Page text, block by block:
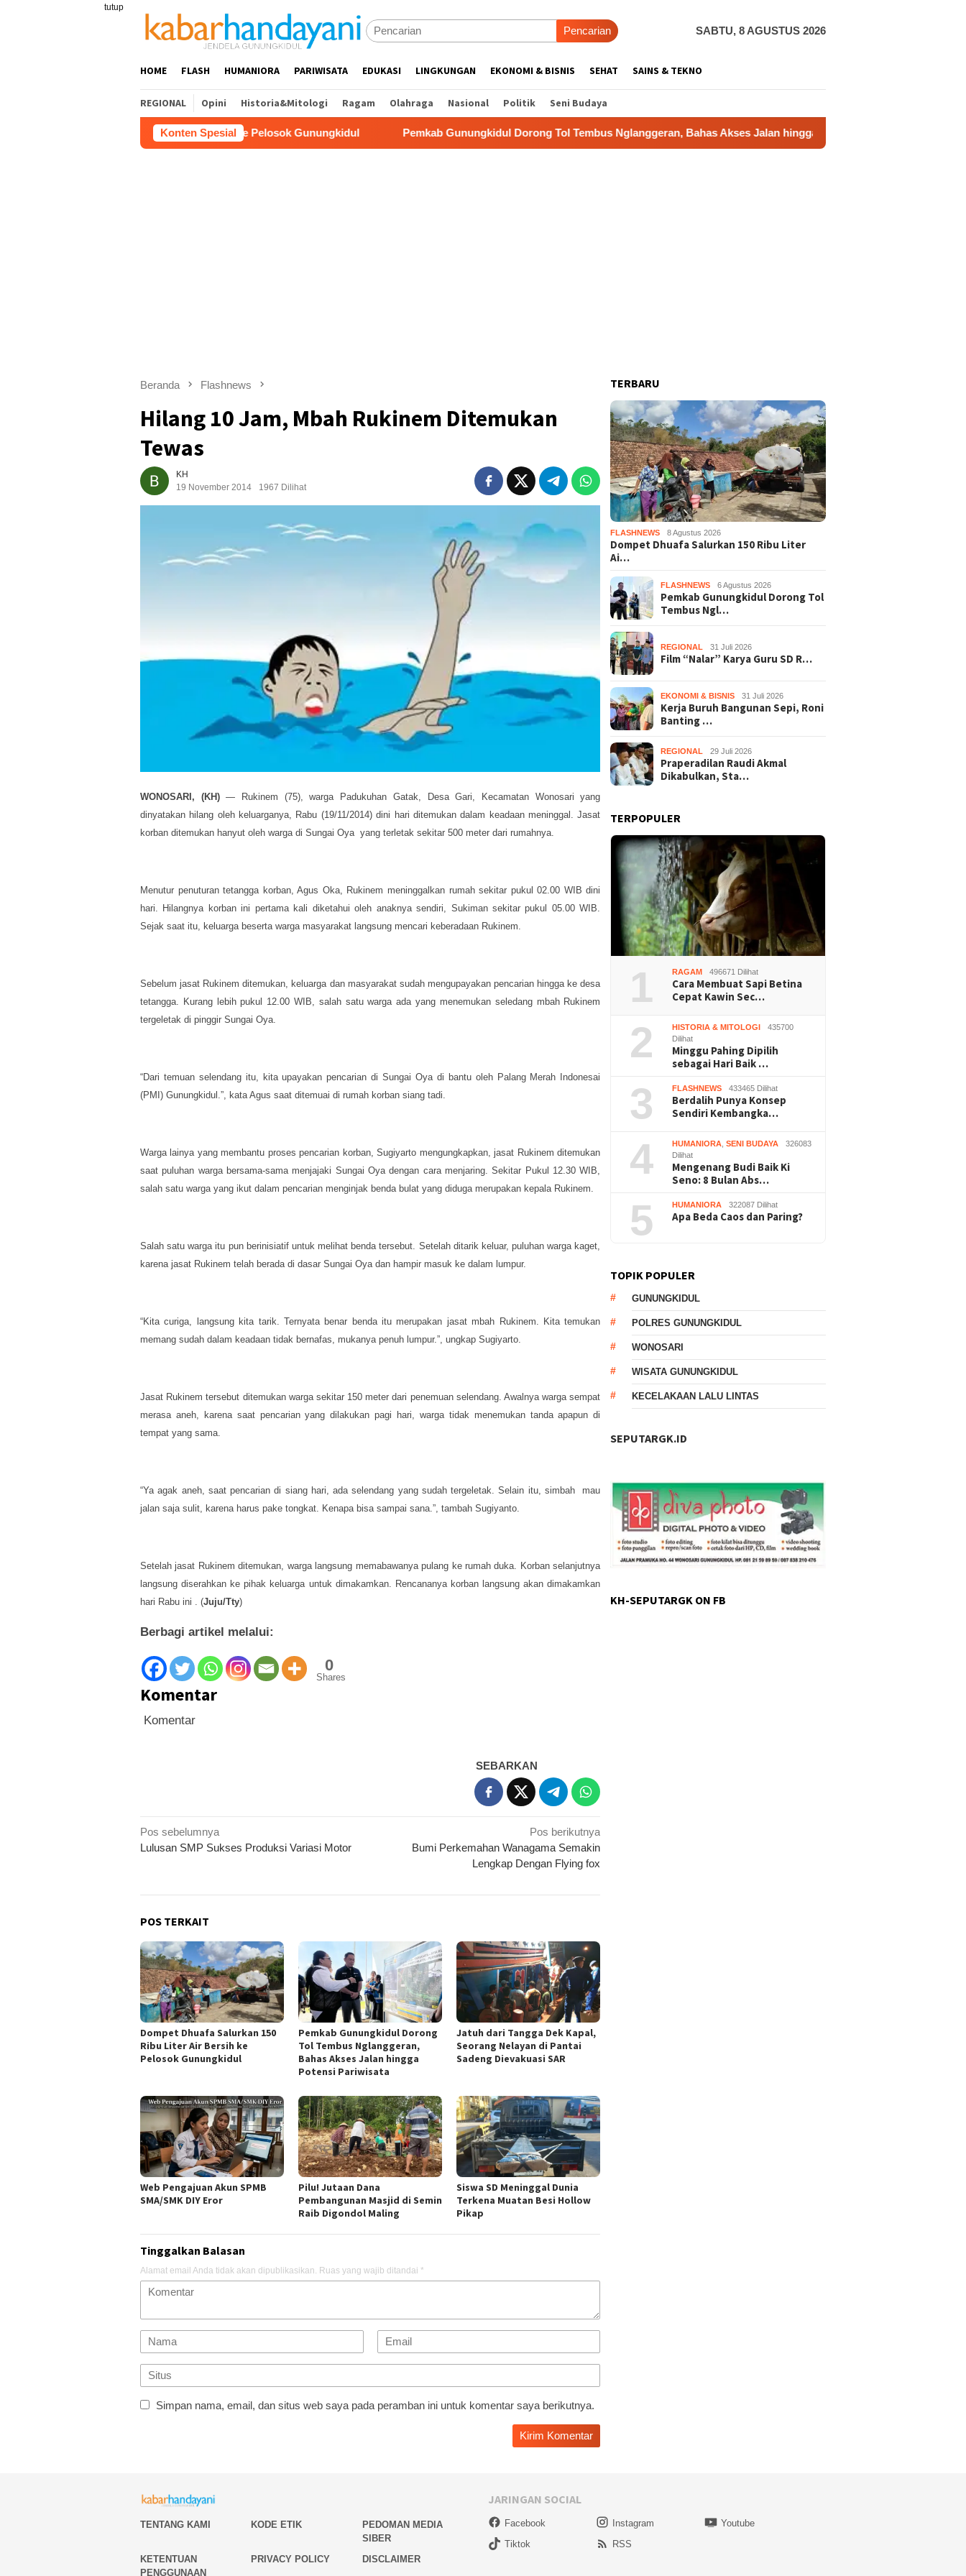
tutup
Pencarian SABTU, 8 AGUSTUS 2026
HOME FLASH HUMANIORA PARIWISATA EDUKASI LINGKUNGAN EKONOMI & BISNIS SEHAT SAINS & TEKNO
REGIONAL Opini Historia&Mitologi Ragam Olahraga Nasional Politik Seni Budaya
Konten Spesial
150 Ribu Liter Air Bersih ke Pelosok Gunungkidul Pemkab Gunungkidul Dorong Tol Tembus Nglanggeran, Bahas Akses Jalan hingga Potensi Pariwisata
Beranda Flashnews
Hilang 10 Jam, Mbah Rukinem Ditemukan
Tewas
KH
19 November 2014
1967 Dilihat
WONOSARI, (KH)— Rukinem (75), warga Padukuhan Gatak, Desa Gari, Kecamatan Wonosari yang
dinyatakan hilang oleh keluarganya, Rabu (19/11/2014) dini hari ditemukan dalam keadaan meninggal. Jasat
korban ditemukan hanyut oleh warga di Sungai Oya yang terletak sekitar 500 meter dari rumahnya.
Menutur penuturan tetangga korban, Agus Oka, Rukinem meninggalkan rumah sekitar pukul 02.00 WIB dini
hari. Hilangnya korban ini pertama kali diketahui oleh anaknya sendiri, Sukiman sekitar pukul 05.00 WIB.
Sejak saat itu, keluarga beserta warga masyarakat langsung mencari keberadaan Rukinem.
Sebelum jasat Rukinem ditemukan, keluarga dan masyarakat sudah mengupayakan pencarian hingga ke desa
tetangga. Kurang lebih pukul 12.00 WIB, salah satu warga ada yang menemukan seledang mbah Rukinem
tergeletak di pinggir Sungai Oya.
“Dari temuan selendang itu, kita upayakan pencarian di Sungai Oya di bantu oleh Palang Merah Indonesai
(PMI) Gunungkidul.”, kata Agus saat ditemuai di rumah korban siang tadi.
Warga lainya yang membantu proses pencarian korban, Sugiyarto mengungkapkan, jasat Rukinem ditemukan
saat puluhan warga bersama-sama menjajaki Sungai Oya dengan cara menjaring. Sekitar Pukul 12.30 WIB,
salah satu warga yang ikut dalam pencarian menginjak benda bulat yang diduga merupakan kepala Rukinem.
Salah satu warga itu pun berinisiatif untuk melihat benda tersebut. Setelah ditarik keluar, puluhan warga kaget,
karena jasat Rukinem telah berada di dasar Sungai Oya dan hampir masuk ke dalam lumpur.
“Kita curiga, langsung kita tarik. Ternyata benar benda itu merupakan jasat mbah Rukinem. Kita temukan
memang sudah dalam keadaan tidak bernafas, mukanya penuh lumpur.”, ungkap Sugiyarto.
Jasat Rukinem tersebut ditemukan warga sekitar 150 meter dari penemuan selendang. Awalnya warga sempat
merasa aneh, karena saat pencarian yang dilakukan pagi hari, warga tidak menemukan tanda apapun di
tempat yang sama.
“Ya agak aneh, saat pencarian di siang hari, ada selendang yang sudah tergeletak. Selain itu, simbah mau
jalan saja sulit, karena harus pake tongkat. Kenapa bisa sampai sana.”, tambah Sugiyanto.
Setelah jasat Rukinem ditemukan, warga langsung memabawanya pulang ke rumah duka. Korban selanjutnya
langsung diserahkan ke pihak keluarga untuk dimakamkan. Rencananya korban langsung akan dimakamkan
hari Rabu ini . (Juju/Tty)
Berbagi artikel melalui:
0
Shares
Komentar
Komentar
SEBARKAN
Navigasi
pos
Pos sebelumnya
Lulusan SMP Sukses Produksi Variasi Motor
Pos berikutnya
Bumi Perkemahan Wanagama Semakin
Lengkap Dengan Flying fox
POS TERKAIT
Dompet Dhuafa Salurkan 150
Ribu Liter Air Bersih ke
Pelosok Gunungkidul
Pemkab Gunungkidul Dorong
Tol Tembus Nglanggeran,
Bahas Akses Jalan hingga
Potensi Pariwisata
Jatuh dari Tangga Dek Kapal,
Seorang Nelayan di Pantai
Sadeng Dievakuasi SAR
Web Pengajuan Akun SPMB
SMA/SMK DIY Eror
Pilu! Jutaan Dana
Pembangunan Masjid di Semin
Raib Digondol Maling
Siswa SD Meninggal Dunia
Terkena Muatan Besi Hollow
Pikap
Tinggalkan Balasan
Alamat email Anda tidak akan dipublikasikan. Ruas yang wajib ditandai *
Simpan nama, email, dan situs web saya pada peramban ini untuk komentar saya berikutnya.
TERBARU
FLASHNEWS 8 Agustus 2026
Dompet Dhuafa Salurkan 150 Ribu Liter
Ai…
FLASHNEWS 6 Agustus 2026
Pemkab Gunungkidul Dorong Tol
Tembus Ngl…
REGIONAL 31 Juli 2026
Film “Nalar” Karya Guru SD R…
EKONOMI & BISNIS 31 Juli 2026
Kerja Buruh Bangunan Sepi, Roni
Banting …
REGIONAL 29 Juli 2026
Praperadilan Raudi Akmal
Dikabulkan, Sta…
TERPOPULER
1 RAGAM 496671 Dilihat
Cara Membuat Sapi Betina
Cepat Kawin Sec…
2 HISTORIA & MITOLOGI
435700
Dilihat
Minggu Pahing Dipilih
sebagai Hari Baik …
3 FLASHNEWS 433465 Dilihat
Berdalih Punya Konsep
Sendiri Kembangka…
4 HUMANIORA ,SENI BUDAYA
326083
Dilihat
Mengenang Budi Baik Ki
Seno: 8 Bulan Abs…
5 HUMANIORA 322087 Dilihat
Apa Beda Caos dan Paring?
TOPIK POPULER
GUNUNGKIDUL
POLRES GUNUNGKIDUL
WONOSARI
WISATA GUNUNGKIDUL
KECELAKAAN LALU LINTAS
SEPUTARGK.ID
KH-SEPUTARGK ON FB
TENTANG KAMI KODE ETIK
PEDOMAN MEDIA
SIBER
KETENTUAN
PENGGUNAAN
PRIVACY POLICY DISCLAIMER
JARINGAN SOCIAL
Facebook Instagram
Youtube
Tiktok
RSS